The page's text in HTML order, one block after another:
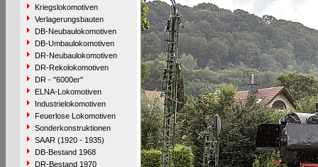
Kriegslokomotiven
Verlagerungsbauten
DB-Neubaulokomotiven
DB-Umbaulokomotiven
DR-Neubaulokomotiven
DR-Rekolokomotiven
DR - "6000er"
ELNA-Lokomotiven
Industrielokomotiven
Feuerlose Lokomotiven
Sonderkonstruktionen
SAAR (1920 - 1935)
DB-Bestand 1968
DR-Bestand 1970